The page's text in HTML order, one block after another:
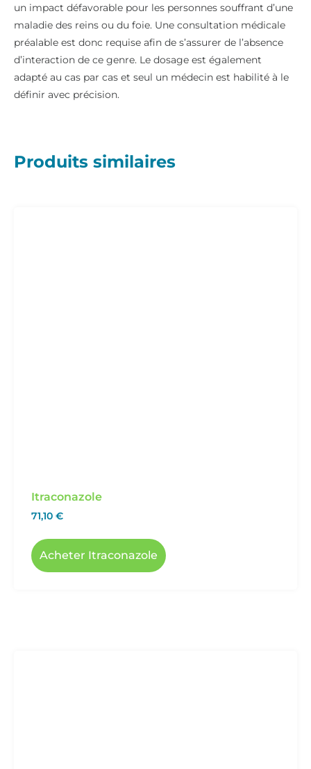
un impact défavorable pour les personnes souffrant d’une
maladie des reins ou du foie. Une consultation médicale
préalable est donc requise afin de s’assurer de l’absence
d’interaction de ce genre. Le dosage est également
adapté au cas par cas et seul un médecin est habilité à le
définir avec précision.
Produits similaires
Itraconazole
71,10 €
Acheter Itraconazole